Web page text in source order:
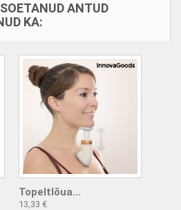
ANTUD
KA:
Topeltlõua...
13,33 €